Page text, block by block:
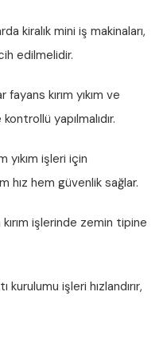
kiralık mini iş makinaları,
edilmelidir.
fayans kırım yıkım ve
yapılmalıdır.
yıkım işleri için
hız hem güvenlik sağlar.
işlerinde zemin tipine
kurulumu işleri hızlandırır,